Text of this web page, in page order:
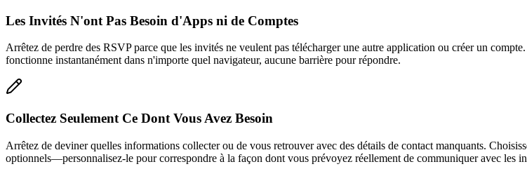
Les Invités N'ont Pas Besoin d'Apps ni de Comptes
Arrêtez de perdre des RSVP parce que les invités ne veulent pas télécharger une autre application ou créer un
fonctionne instantanément dans n'importe quel navigateur, aucune barrière pour répondre.
Collectez Seulement Ce Dont Vous Avez Besoin
Arrêtez de deviner quelles informations collecter ou de vous retrouver avec des détails de contact manquants.
optionnels—personnalisez-le pour correspondre à la façon dont vous prévoyez réellement de communiquer avec les